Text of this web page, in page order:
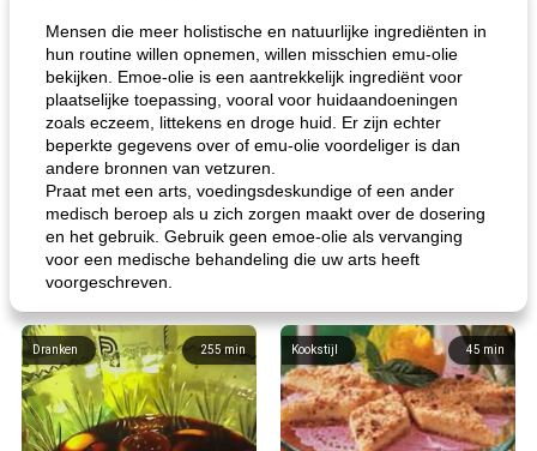
Mensen die meer holistische en natuurlijke ingrediënten in
hun routine willen opnemen, willen misschien emu-olie
bekijken. Emoe-olie is een aantrekkelijk ingrediënt voor
plaatselijke toepassing, vooral voor huidaandoeningen
zoals eczeem, littekens en droge huid. Er zijn echter
beperkte gegevens over of emu-olie voordeliger is dan
andere bronnen van vetzuren.
Praat met een arts, voedingsdeskundige of een ander
medisch beroep als u zich zorgen maakt over de dosering
en het gebruik. Gebruik geen emoe-olie als vervanging
voor een medische behandeling die uw arts heeft
voorgeschreven.
255min
Dranken 45 min
Kookstijl